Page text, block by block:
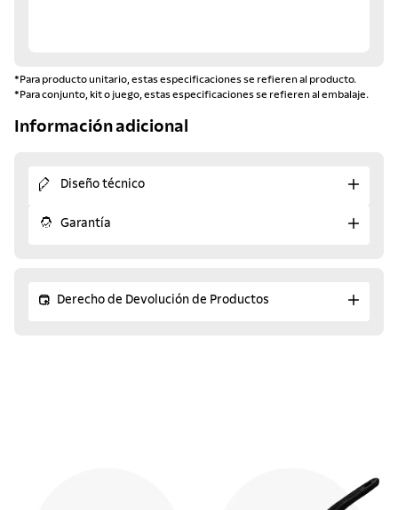
*Para producto unitario, estas especificaciones se refieren al producto.
*Para conjunto, kit o juego, estas especificaciones se refieren al embalaje.
Información adicional
Diseño técnico
Garantía
Derecho de Devolución de Productos